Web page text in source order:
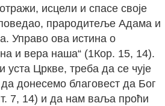
исцели и спасе своје
прародитеље Адама и
Управо ова истина о
и вера наша“ (1Кор. 15, 14).
уста Цркве, треба да се чује
донесемо благовест да Бог
7, 14) и да нам ваља проћи